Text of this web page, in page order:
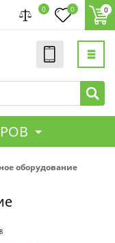
0 0 0
оборудование